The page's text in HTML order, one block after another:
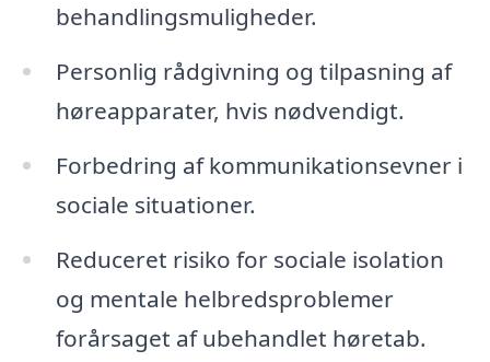
behandlingsmuligheder.
Personlig rådgivning og tilpasning af
høreapparater, hvis nødvendigt.
Forbedring af kommunikationsevner i
sociale situationer.
Reduceret risiko for sociale isolation
og mentale helbredsproblemer
forårsaget af ubehandlet høretab.